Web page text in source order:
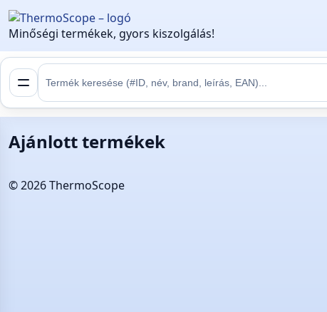
Minőségi termékek, gyors kiszolgálás!
Ajánlott termékek
©2026ThermoScope